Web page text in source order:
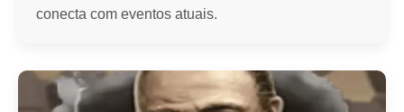
conecta com eventos atuais.